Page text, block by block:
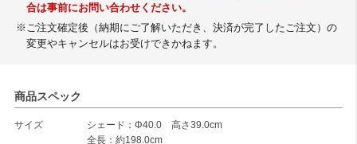
合は事前にお問い合わせください。
※ご注文確定後（納期にご了解いただき、決済が完了したご注文）の
変更やキャンセルはお受けできかねます。
商品スペック
サイズ
シェード：Φ40.0 高さ39.0cm
全長：約198.0cm